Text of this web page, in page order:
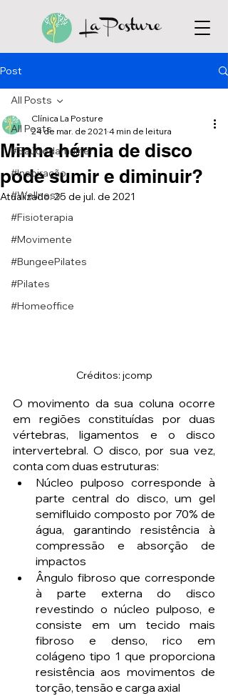
Post
All Posts
#Saúdedamulher
#Inspiração
#Wellness
#Fisioterapia
#Movimente
#BungeePilates
#Pilates
#Homeoffice
All Posts
Minha hérnia de disco
pode sumir e diminuir?
Clínica La Posture
24 de mar. de 2021 4 min de leitura
Atualizado:25 de jul. de 2021
Créditos: jcomp
O movimento da sua coluna ocorre
em regiões constituídas por duas
vértebras, ligamentos e o disco
intervertebral. O disco, por sua vez,
conta com duas estruturas:
Núcleo pulposo corresponde à
parte central do disco, um gel
semifluido composto por 70% de
água, garantindo resistência à
compressão e absorção de
impactos
Ângulo fibroso que corresponde
à parte externa do disco
revestindo o núcleo pulposo, e
consiste em um tecido mais
fibroso e denso, rico em
colágeno tipo 1 que proporciona
resistência aos movimentos de
torção, tensão e carga axial